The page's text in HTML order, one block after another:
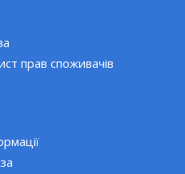
прав споживачів